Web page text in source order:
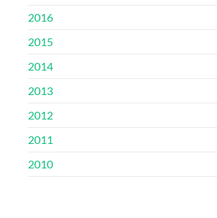
2016
2015
2014
2013
2012
2011
2010